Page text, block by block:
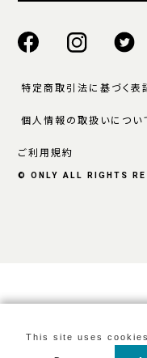
特定商取引法に基づく表
個人情報の取扱いについ
ご利用規約
© ONLY ALL RIGHTS
This site uses